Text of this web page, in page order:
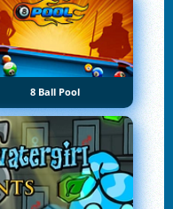
8 Ball Pool